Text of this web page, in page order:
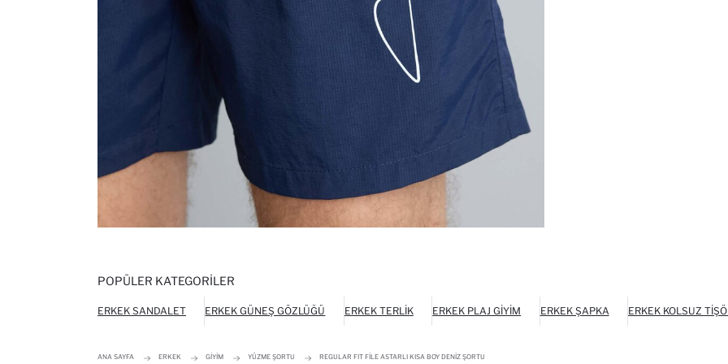
POPÜLER KATEGORILER
ERKEK SANDALET ERKEK GÜNEŞ GÖZLÜĞÜ ERKEK TERLIK ERKEK PLAJ GIYIM ERKEK ŞAPKA ERKEK KOLSUZ
ANA SAYFA ERKEK GIYIM YÜZME ŞORTU REGULAR FIT FILE ASTARLI KISA BOY DENIZ ŞORTU